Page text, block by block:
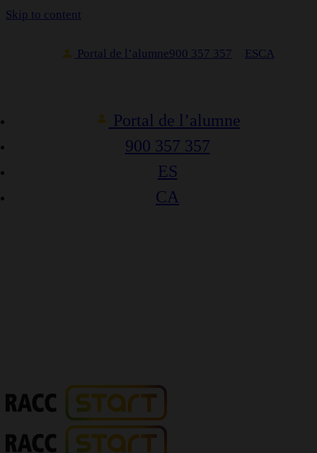
Skip to content
Portal de l’alumne900 357 357 ESCA
Portal de l’alumne
900 357 357
ES
CA